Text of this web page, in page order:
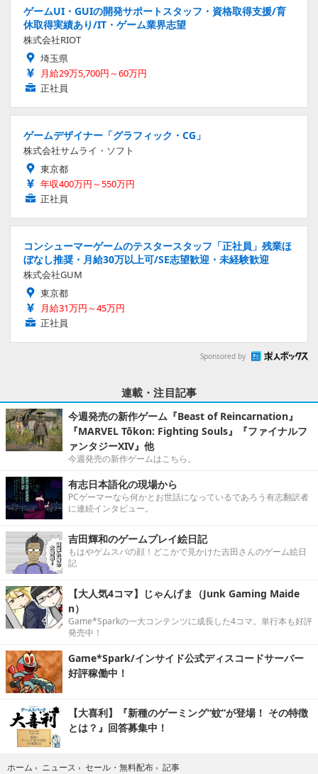
ゲームUI・GUIの開発サポートスタッフ・資格取得支援/育
休取得実績あり/IT・ゲーム業界志望
株式会社RIOT
埼玉県
月給29万5,700円～60万円
正社員
ゲームデザイナー「グラフィック・CG」
株式会社サムライ・ソフト
東京都
年収400万円～550万円
正社員
コンシューマーゲームのテスタースタッフ「正社員」残業ほ
ぼなし推奨・月給30万以上可/SE志望歓迎・未経験歓迎
株式会社GUM
東京都
月給31万円～45万円
正社員
Sponsored by
連載・注目記事
今週発売の新作ゲーム『Beast of Reincarnation』
『MARVEL Tōkon: Fighting Souls』『ファイナルフ
ァンタジーXIV』他
今週発売の新作ゲームはこちら。
有志日本語化の現場から
PCゲーマーなら何かとお世話になっているであろう有志翻訳者
に連続インタビュー。
吉田輝和のゲームプレイ絵日記
もはやゲムスパの顔！どこかで見かけた吉田さんのゲーム絵日
記
【大人気4コマ】じゃんげま（Junk Gaming Maide
n）
Game*Sparkの一大コンテンツに成長した4コマ。単行本も好評
発売中！
Game*Spark/インサイド公式ディスコードサーバー
好評稼働中！
【大喜利】『新種のゲーミング“蚊”が登場！ その特徴
とは？』回答募集中！
ホーム › ニュース › セール・無料配布 › 記事